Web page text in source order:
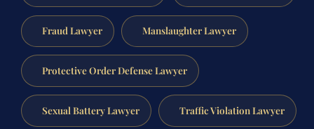
Fraud Lawyer Manslaughter Lawyer
Protective Order Defense Lawyer
Sexual Battery Lawyer Traffic Violation Lawyer